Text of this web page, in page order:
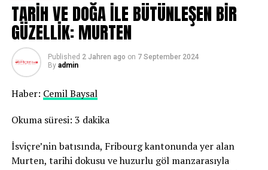
TARİH VE DOĞA İLE BÜTÜNLEŞEN BİR
GÜZELLİK: MURTEN
Published 2 Jahren ago on 7 September 2024
By admin
Haber: Cemil Baysal
Okuma süresi: 3 dakika
İsviçre’nin batısında, Fribourg kantonunda yer alan
Murten, tarihi dokusu ve huzurlu göl manzarasıyla